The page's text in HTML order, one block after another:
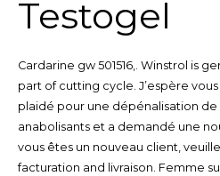
Testogel
Cardarine gw 501516,. Winstrol is
part of cutting cycle. J’espère
plaidé pour une dépénalisation de
anabolisants et a demandé une
vous êtes un nouveau client,
facturation and livraison. Femme